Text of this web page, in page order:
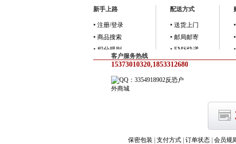
新手上路
注册/登录
商品搜索
积分规则
配送方式
送货上门
邮局邮寄
EMS快递
客户服务热线
15373010320,18533126805
反恐户
外商城
保密包装 支付方式 订单状态 会员规